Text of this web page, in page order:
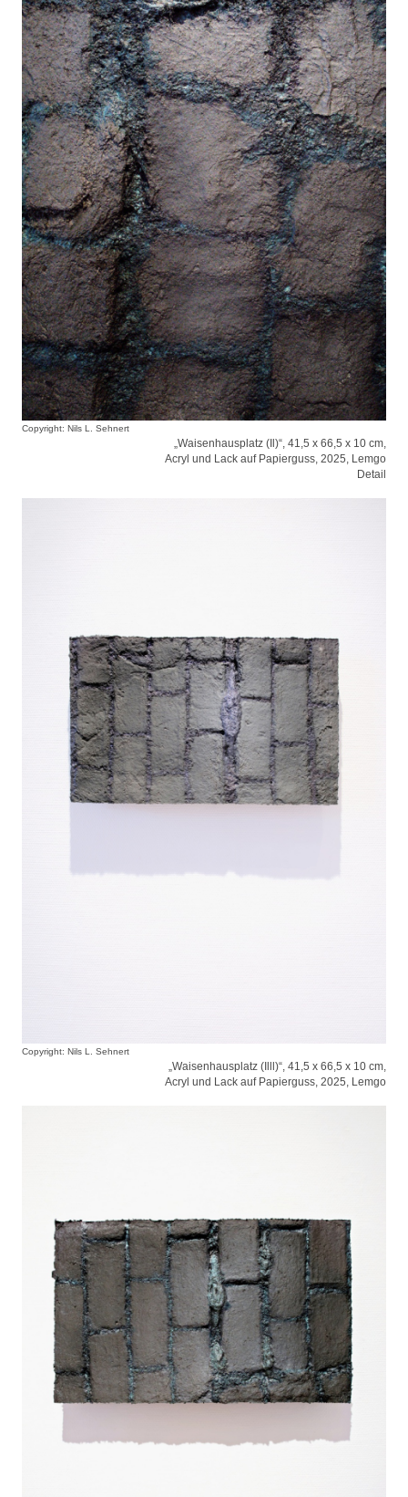
Copyright: Nils L. Sehnert
„Waisenhausplatz (Il)“, 41,5 x 66,5 x 10 cm,
Acryl und Lack auf Papierguss, 2025, Lemgo
Detail
Copyright: Nils L. Sehnert
„Waisenhausplatz (Illl)“, 41,5 x 66,5 x 10 cm,
Acryl und Lack auf Papierguss, 2025, Lemgo